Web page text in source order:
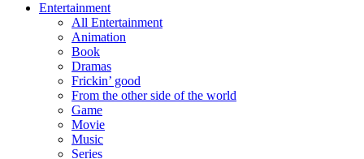
Entertainment
All Entertainment
Animation
Book
Dramas
Frickin’ good
From the other side of the world
Game
Movie
Music
Series